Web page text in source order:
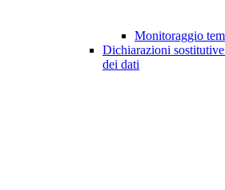
Monitoraggio
Dichiarazioni
dei dati